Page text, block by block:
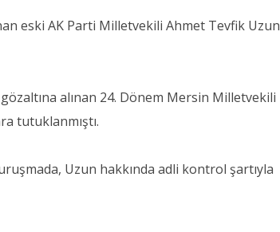
eski AK Parti Milletvekili Ahmet Tevfik Uzun
gözaltına alınan 24. Dönem Mersin Milletvekili
tutuklanmıştı.
Uzun hakkında adli kontrol şartıyla